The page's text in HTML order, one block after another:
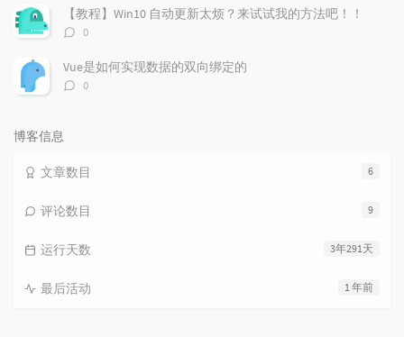
数：
【教程】Win10 自动更新太烦？来试试我的方法吧！！
评
数：
0
Vue是如何实现数据的双向绑定的
评
0
博客信息
6
文章数目
9
评论数目
3年291天
运行天数
1 年前
最后活动